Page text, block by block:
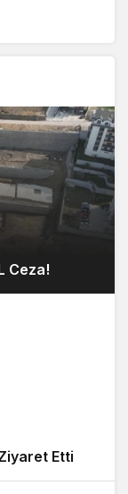
Ceza!
Etti